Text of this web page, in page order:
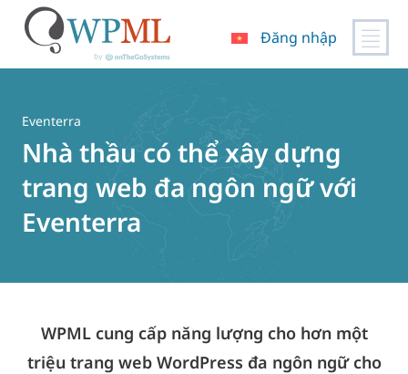
Đăng nhập
Eventerra
Nhà thầu có thể xây dựng
trang web đa ngôn ngữ với
Eventerra
WPML cung cấp năng lượng cho hơn một
triệu trang web WordPress đa ngôn ngữ cho